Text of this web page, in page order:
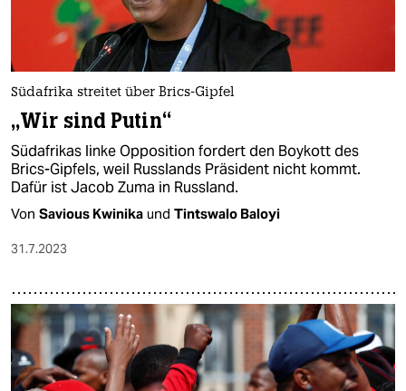
Südafrika streitet über Brics-Gipfel
„Wir sind Putin“
Südafrikas linke Opposition fordert den Boykott des
Brics-Gipfels, weil Russlands Präsident nicht kommt.
Dafür ist Jacob Zuma in Russland.
Von Savious Kwinika und Tintswalo Baloyi
31.7.2023